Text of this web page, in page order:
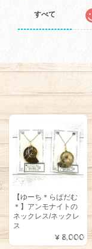
すべて
【ゆーち＊らぱだむ
＊】アンモナイトの
ネックレス/ネックレ
ス
¥8,000